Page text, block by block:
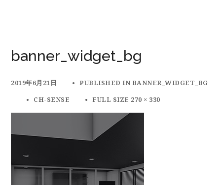
banner_widget_bg
2019年6月21日 PUBLISHED IN BANNER_WIDGET_BG
CH-SENSE
FULL SIZE 270 × 330